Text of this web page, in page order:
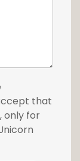
that
only for